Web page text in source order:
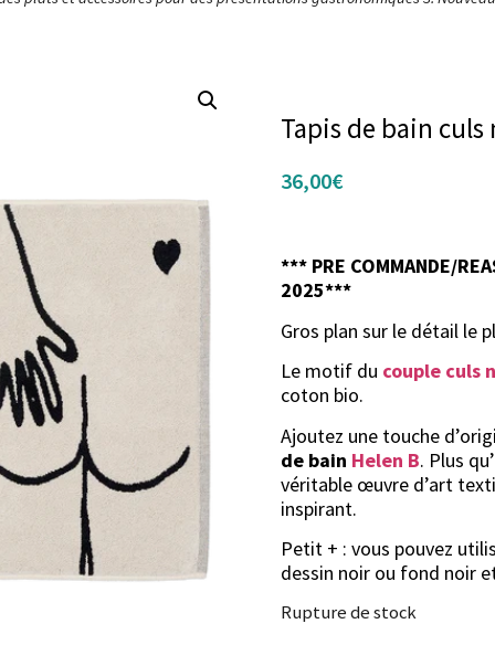
Tapis de bain culs
36,00€
*** PRE COMMANDE/
2025***
Gros plan sur le détail le
Le motif du couple culs
coton bio.
Ajoutez une touche
de bain Helen B. Plus
véritable œuvre d’art
inspirant.
Petit + : vous pouvez
dessin noir ou fond noir
Rupture de stock